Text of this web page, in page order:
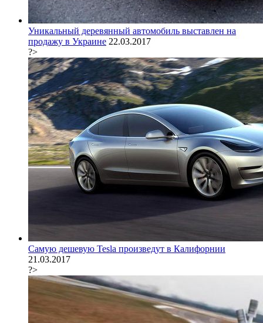
Уникальный деревянный автомобиль выставлен на
продажу в Украине 22.03.2017
?>
Самую дешевую Tesla произведут в Калифорнии
21.03.2017
?>